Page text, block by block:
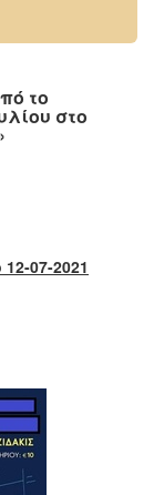
το
στο
07-2021